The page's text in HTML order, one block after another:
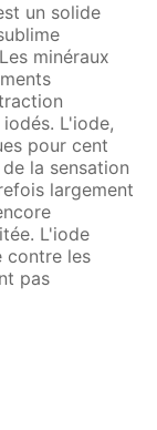
un solide
minéraux
L'iode,
pour cent
la sensation
largement
L'iode
contre les
pas